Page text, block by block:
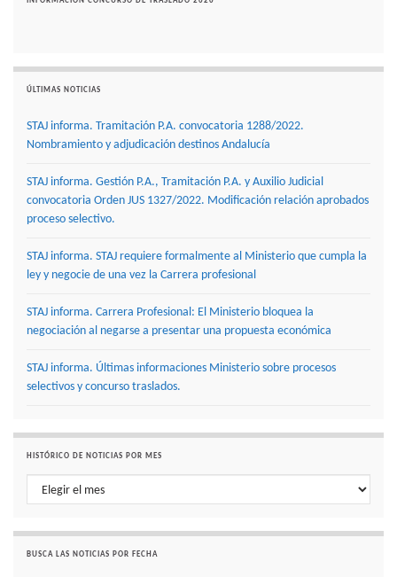
ÚLTIMAS NOTICIAS
STAJ informa. Tramitación P.A. convocatoria 1288/2022.
Nombramiento y adjudicación destinos Andalucía
STAJ informa. Gestión P.A., Tramitación P.A. y Auxilio Judicial
convocatoria Orden JUS 1327/2022. Modificación relación aprobados
proceso selectivo.
STAJ informa. STAJ requiere formalmente al Ministerio que cumpla la
ley y negocie de una vez la Carrera profesional
STAJ informa. Carrera Profesional: El Ministerio bloquea la
negociación al negarse a presentar una propuesta económica
STAJ informa. Últimas informaciones Ministerio sobre procesos
selectivos y concurso traslados.
HISTÓRICO DE NOTICIAS POR MES
Histórico de noticias por mes
BUSCA LAS NOTICIAS POR FECHA